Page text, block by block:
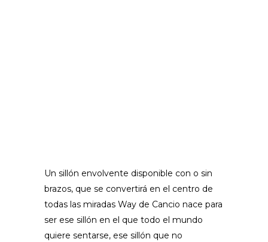
Un sillón envolvente disponible con o sin
brazos, que se convertirá en el centro de
todas las miradas Way de Cancio nace para
ser ese sillón en el que todo el mundo
quiere sentarse, ese sillón que no